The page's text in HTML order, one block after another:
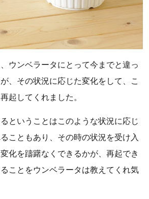
ウンベラータにとって今までと違っ
、その状況に応じた変化をして、こ
起してくれました。
ということはこのような状況に応じ
こともあり、その時の状況を受け入
化を躊躇なくできるかが、再起でき
ことをウンベラータは教えてくれ気